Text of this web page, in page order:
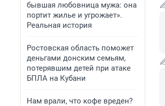
бывшая любовница мужа: она
портит жилье и угрожает».
Реальная история
Ростовская область поможет
деньгами донским семьям,
потерявшим детей при атаке
БПЛА на Кубани
Нам врали, что кофе вреден?